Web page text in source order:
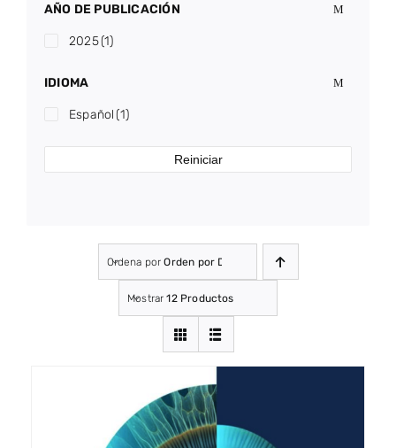
AÑO DE PUBLICACIÓN
2025(1)
IDIOMA
Español (1)
Reiniciar
Ordena porOrden por Defecto
Mostrar12 Productos